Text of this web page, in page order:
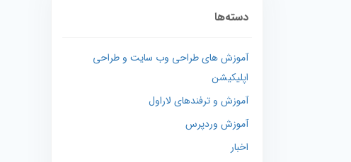
دسته‌ها
آموزش های طراحی وب سایت و طراحی
اپلیکیشن
آموزش و ترفندهای لاراول
آموزش وردپرس
اخبار